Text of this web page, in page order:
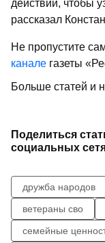
действий, чтобы
рассказал
Не пропустите
канале газеты
Больше статей и
Поделиться
социальных
дружба народов
ветераны сво
семейные